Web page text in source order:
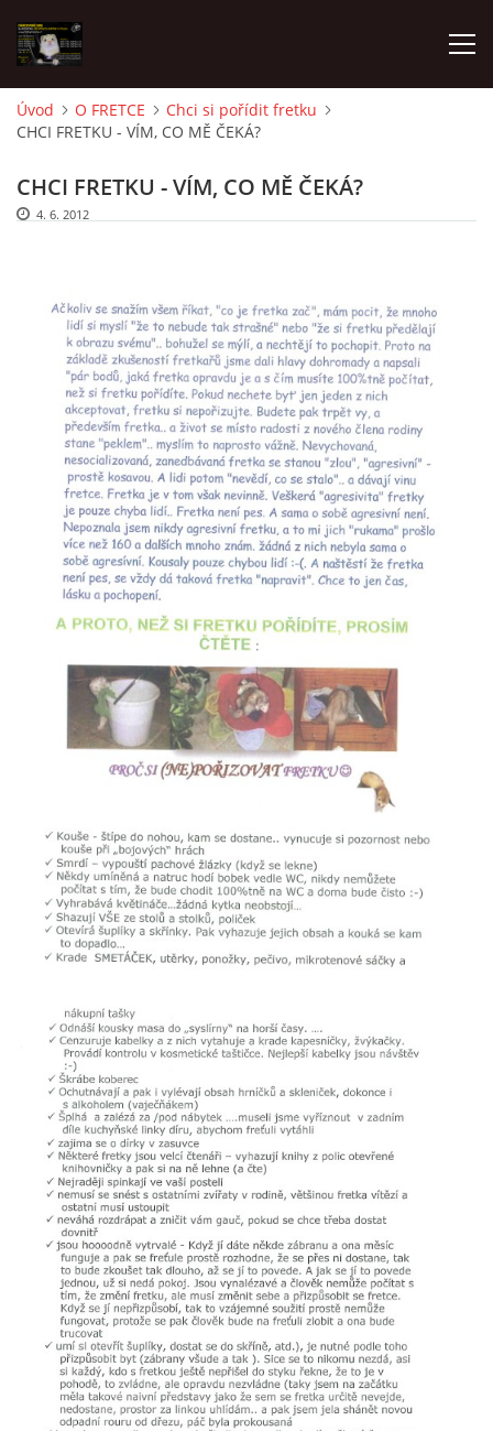
AKTUALITY
FRETKY V ÚTULKU
V PÉČI
VIRTUÁLNÍ ADOPCE
V NOVÝCH DOMOVECH
DFD - DOMOV FRETČÍCH DŮCHODCŮ
PODMÍNKY PŘEVZETÍ FRETKY.
PÉČE O FRETKU
CHCI SI POŘÍDIT FRETKU
NEMOCI FRETEK
JAK FRETKA BYDLÍ
CESTOVÁNÍ S FRETKOU
JEDNA ČÍ VÍCE FRETEK?
KASTRACE
STRAVA
Úvod O FRETCE
Chci si pořídit fretku
CHCI FRETKU - VÍM, CO MĚ ČEKÁ?
CHCI FRETKU - VÍM, CO MĚ ČEKÁ?
4. 6. 2012